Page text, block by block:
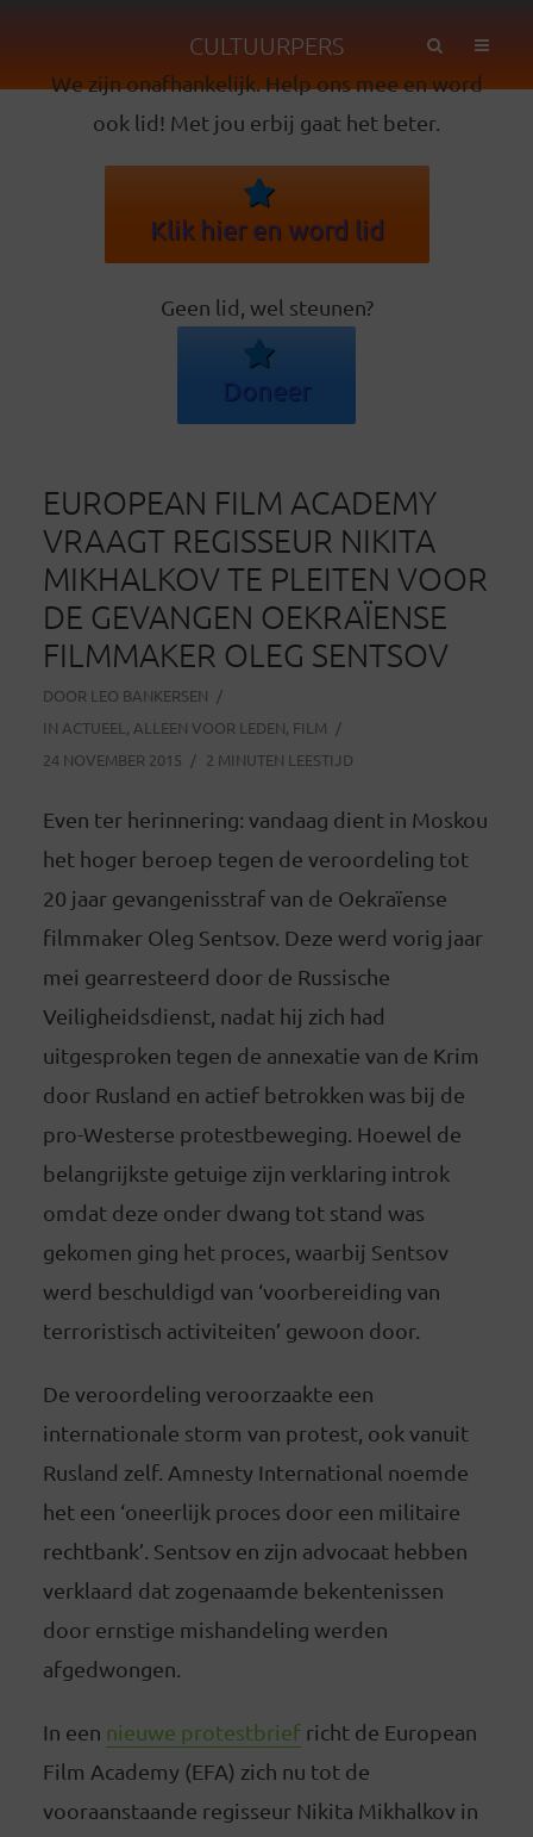
CULTUURPERS
We zijn onafhankelijk. Help ons mee en word
ook lid! Met jou erbij gaat het beter.
Klik hier en word lid
Geen lid, wel steunen?
Doneer
EUROPEAN FILM ACADEMY
VRAAGT REGISSEUR NIKITA
MIKHALKOV TE PLEITEN VOOR
DE GEVANGEN OEKRAÏENSE
FILMMAKER OLEG SENTSOV
DOOR LEO BANKERSEN
IN ACTUEEL , ALLEEN VOOR LEDEN, FILM
24 NOVEMBER 2015
2 MINUTEN LEESTIJD
Even ter herinnering: vandaag dient in Moskou
het hoger beroep tegen de veroordeling tot
20 jaar gevangenisstraf van de Oekraïense
filmmaker Oleg Sentsov. Deze werd vorig jaar
mei gearresteerd door de Russische
Veiligheidsdienst, nadat hij zich had
uitgesproken tegen de annexatie van de Krim
door Rusland en actief betrokken was bij de
pro-Westerse protestbeweging. Hoewel de
belangrijkste getuige zijn verklaring introk
omdat deze onder dwang tot stand was
gekomen ging het proces, waarbij Sentsov
werd beschuldigd van ‘voorbereiding van
terroristisch activiteiten’ gewoon door.
De veroordeling veroorzaakte een
internationale storm van protest, ook vanuit
Rusland zelf. Amnesty International noemde
het een ‘oneerlijk proces door een militaire
rechtbank’. Sentsov en zijn advocaat hebben
verklaard dat zogenaamde bekentenissen
door ernstige mishandeling werden
afgedwongen.
In een nieuwe protestbriefricht de European
Film Academy (EFA) zich nu tot de
vooraanstaande regisseur Nikita Mikhalkov in